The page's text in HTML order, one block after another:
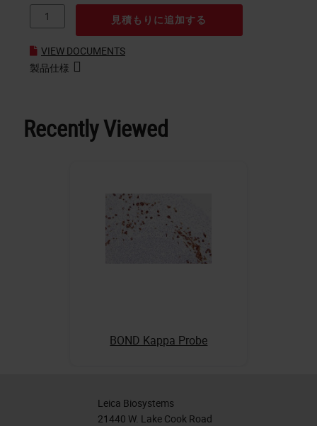
見積もりに追加する
VIEW DOCUMENTS
製品仕様
Recently Viewed
BOND Kappa Probe
Leica Biosystems
21440 W. Lake Cook Road